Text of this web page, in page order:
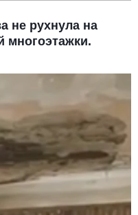
не рухнула на
многоэтажки.